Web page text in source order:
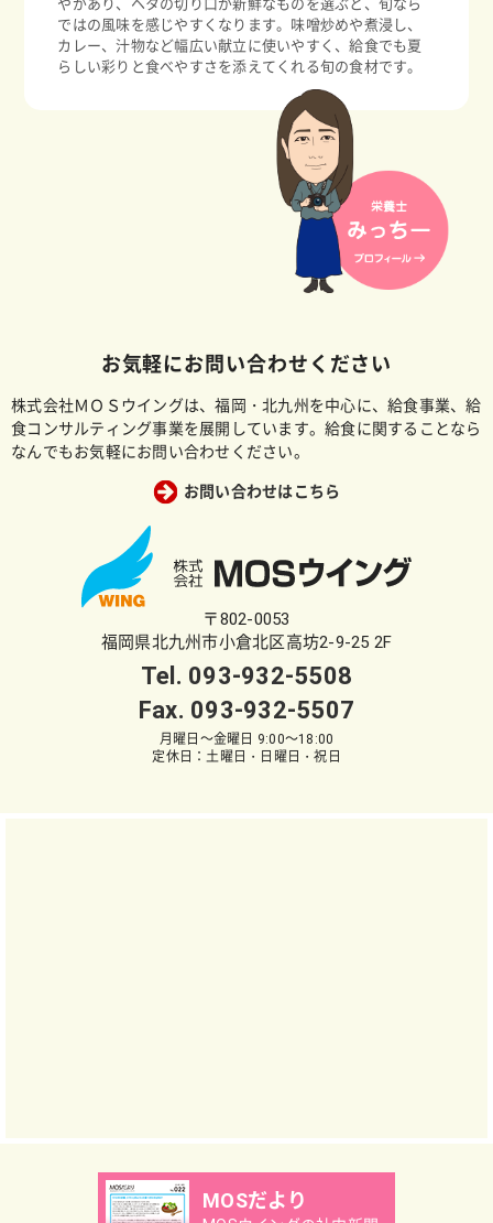
やがあり、ヘタの切り口が新鮮なものを選ぶと、旬なら
ではの風味を感じやすくなります。味噌炒めや煮浸し、
カレー、汁物など幅広い献立に使いやすく、給食でも夏
らしい彩りと食べやすさを添えてくれる旬の食材です。
お気軽にお問い合わせください
株式会社ＭＯＳウイングは、福岡・北九州を中心に、給食事業、給
食コンサルティング事業を展開しています。給食に関することなら
なんでもお気軽にお問い合わせください。
お問い合わせはこちら
〒802-0053
福岡県北九州市小倉北区高坊2-9-25 2F
Tel. 093-932-5508
Fax. 093-932-5507
月曜日～金曜日 9:00～18:00
定休日：土曜日・日曜日・祝日
MOSだより